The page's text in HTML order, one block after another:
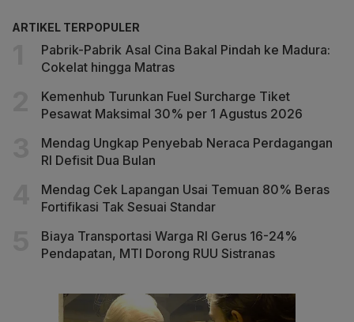
ARTIKEL TERPOPULER
Pabrik-Pabrik Asal Cina Bakal Pindah ke Madura:
Cokelat hingga Matras
Kemenhub Turunkan Fuel Surcharge Tiket
Pesawat Maksimal 30% per 1 Agustus 2026
Mendag Ungkap Penyebab Neraca Perdagangan
RI Defisit Dua Bulan
Mendag Cek Lapangan Usai Temuan 80% Beras
Fortifikasi Tak Sesuai Standar
Biaya Transportasi Warga RI Gerus 16-24%
Pendapatan, MTI Dorong RUU Sistranas